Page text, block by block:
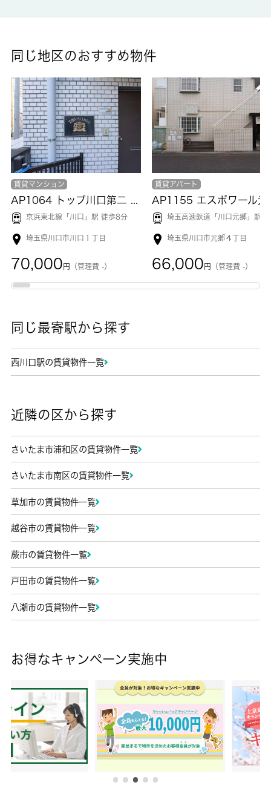
セキュリティ面は、オートロック・TVインターホンなどを設置し
定です。もう間近。いい条件そろっています。家賃10万円以下の
物件をお探しのお客様におすすめの物件です。快適な生活を実現
してくれる要素の一つに、住まいというものがあるのだと思いま
す。当社に住まい探しのお手伝いをさせて下さい。
同じ地区のおすすめ物件
賃貸マンション
京浜東北線「 川口 」駅 徒歩8分
埼玉県川口市川口１丁目
70,000 円 （管理費 -）
賃貸アパート
埼玉高速鉄道「 川口元郷 」駅 徒歩14分
埼玉県川口市元郷４丁目
66,000 円 （管理費 -）
同じ最寄駅から探す
西川口駅の賃貸物件一覧
近隣の区から探す
さいたま市浦和区の賃貸物件一覧
さいたま市南区の賃貸物件一覧
草加市の賃貸物件一覧
越谷市の賃貸物件一覧
蕨市の賃貸物件一覧
戸田市の賃貸物件一覧
八潮市の賃貸物件一覧
お得なキャンペーン実施中